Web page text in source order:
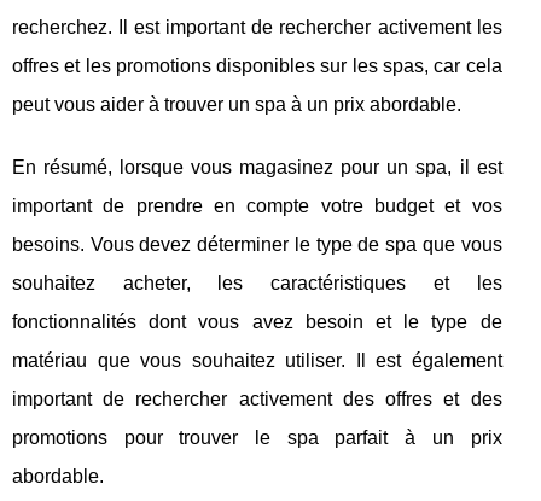
recherchez. Il est important de rechercher activement les
offres et les promotions disponibles sur les spas, car cela
peut vous aider à trouver un spa à un prix abordable.
En résumé, lorsque vous magasinez pour un spa, il est
important de prendre en compte votre budget et vos
besoins. Vous devez déterminer le type de spa que vous
souhaitez acheter, les caractéristiques et les
fonctionnalités dont vous avez besoin et le type de
matériau que vous souhaitez utiliser. Il est également
important de rechercher activement des offres et des
promotions pour trouver le spa parfait à un prix
abordable.